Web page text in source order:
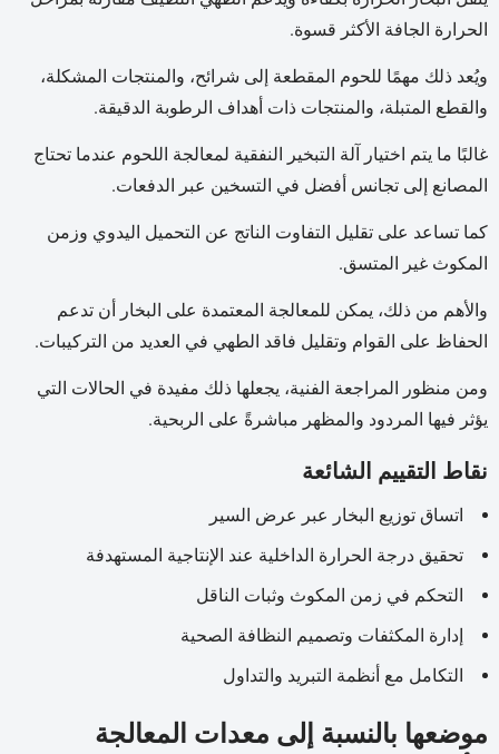
الحرارة الجافة الأكثر قسوة.
ويُعد ذلك مهمًا للحوم المقطعة إلى شرائح، والمنتجات المشكلة،
والقطع المتبلة، والمنتجات ذات أهداف الرطوبة الدقيقة.
غالبًا ما يتم اختيار آلة التبخير النفقية لمعالجة اللحوم عندما تحتاج
المصانع إلى تجانس أفضل في التسخين عبر الدفعات.
كما تساعد على تقليل التفاوت الناتج عن التحميل اليدوي وزمن
المكوث غير المتسق.
والأهم من ذلك، يمكن للمعالجة المعتمدة على البخار أن تدعم
الحفاظ على القوام وتقليل فاقد الطهي في العديد من التركيبات.
ومن منظور المراجعة الفنية، يجعلها ذلك مفيدة في الحالات التي
يؤثر فيها المردود والمظهر مباشرةً على الربحية.
نقاط التقييم الشائعة
اتساق توزيع البخار عبر عرض السير
تحقيق درجة الحرارة الداخلية عند الإنتاجية المستهدفة
التحكم في زمن المكوث وثبات الناقل
إدارة المكثفات وتصميم النظافة الصحية
التكامل مع أنظمة التبريد والتداول
موضعها بالنسبة إلى معدات المعالجة